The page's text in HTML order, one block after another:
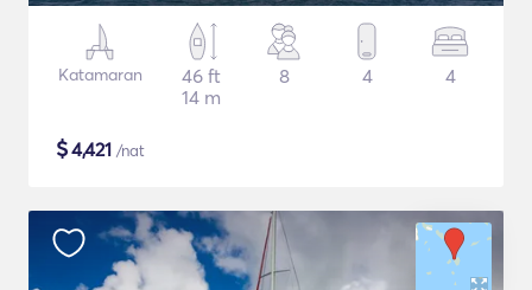
Katamaran
46 ft
14 m
8 4 4
$4,421 /nat